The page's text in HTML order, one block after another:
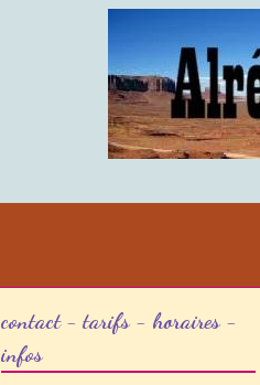
contact - tarifs - horaires -
infos